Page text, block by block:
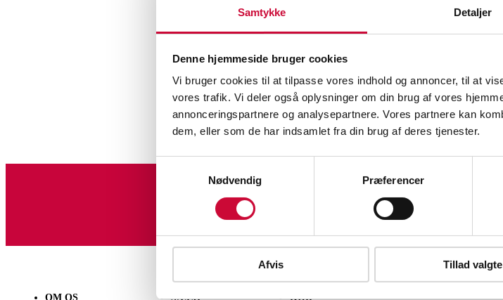
Samtykke Detaljer
Denne hjemmeside bruger cookies
Vi bruger cookies til at tilpasse vores indhold og annoncer, til at
vores trafik. Vi deler også oplysninger om din brug af vores
annonceringspartnere og analysepartnere. Vores partnere kan
dem, eller som de har indsamlet fra din brug af deres tjenester.
Samtykkevalg
Nødvendig
Præferencer
Afvis Tillad valgte
Sco
Mbk
Fremstår
6103
Tilmeld dig vores nyhedsbrev og modtag nyheder samt tilbud
OM OS SÆLG KØB